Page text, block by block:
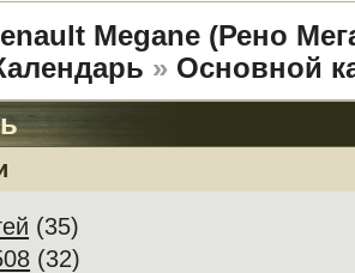
Megane (Рено
» Основной
(35)
(32)